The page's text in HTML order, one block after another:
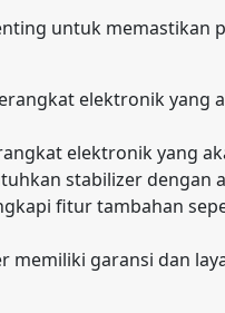
untuk memastikan
elektronik
elektronik yang
stabilizer dengan
fitur tambahan
memiliki garansi dan